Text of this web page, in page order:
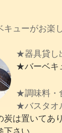
ューがお楽
★器具貸し
★バーベキ
★調味料・
★バスタオ
は置いてあり